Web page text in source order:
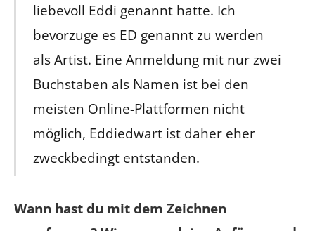
liebevoll Eddi genannt hatte. Ich
bevorzuge es ED genannt zu werden
als Artist. Eine Anmeldung mit nur zwei
Buchstaben als Namen ist bei den
meisten Online-Plattformen nicht
möglich, Eddiedwart ist daher eher
zweckbedingt entstanden.
Wann hast du mit dem Zeichnen